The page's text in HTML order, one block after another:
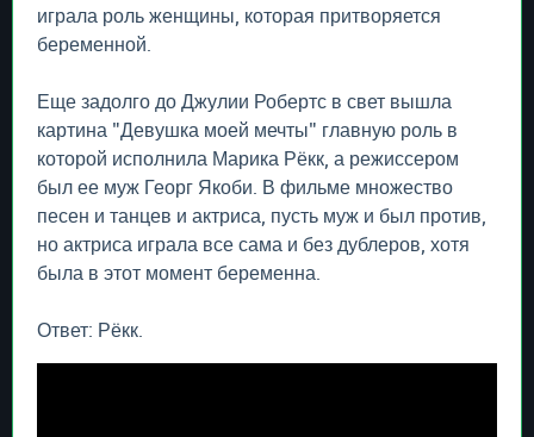
играла роль женщины, которая притворяется
беременной.
Еще задолго до Джулии Робертс в свет вышла
картина "Девушка моей мечты" главную роль в
которой исполнила Марика Рёкк, а режиссером
был ее муж Георг Якоби. В фильме множество
песен и танцев и актриса, пусть муж и был против,
но актриса играла все сама и без дублеров, хотя
была в этот момент беременна.
Ответ: Рёкк.